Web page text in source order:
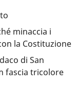
minaccia i
la Costituzione
di San
fascia tricolore